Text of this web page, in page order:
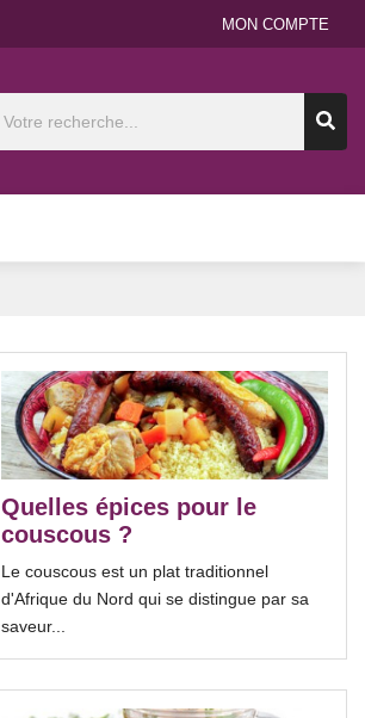
MON COMPTE
Quelles épices pour le
couscous ?
Le couscous est un plat traditionnel
d'Afrique du Nord qui se distingue par sa
saveur...